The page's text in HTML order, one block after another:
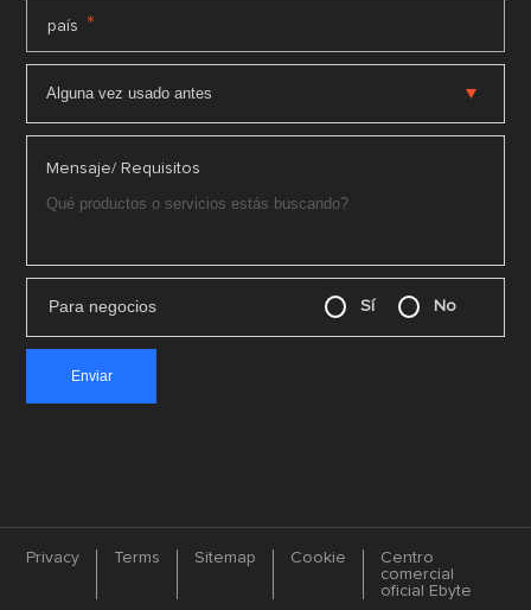
país *
Mensaje/ Requisitos
Para negocios Sí No
Privacy Terms Sitemap Cookie
Centro
comercial
oficial Ebyte